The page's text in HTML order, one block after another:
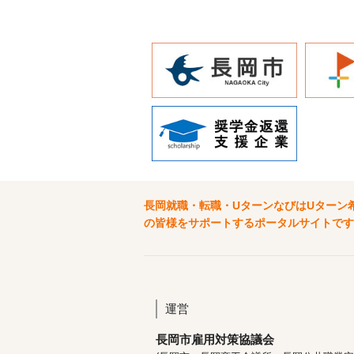
長岡就職・転職・UターンなびはUター
の皆様をサポートするポータルサイトです
運営
長岡市雇用対策協議会